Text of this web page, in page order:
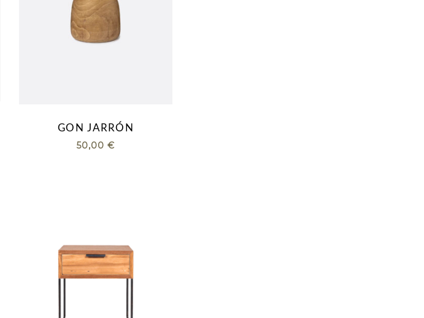
GON JARRÓN
50,00€